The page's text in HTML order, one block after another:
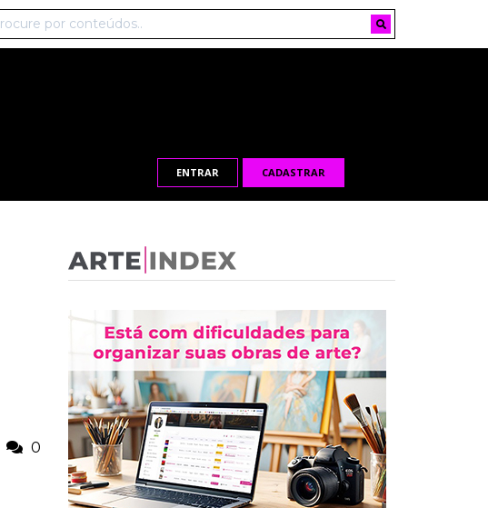
ENTRAR CADASTRAR
0